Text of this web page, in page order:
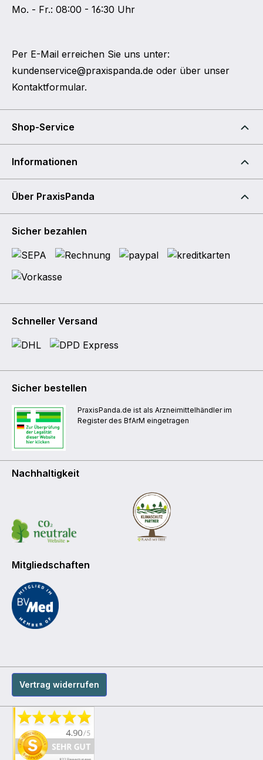
Mo. - Fr.: 08:00 - 16:30 Uhr
Per E-Mail erreichen Sie uns unter:
kundenservice@praxispanda.de oder über unser
Kontaktformular.
Shop-Service
Informationen
Über PraxisPanda
Sicher bezahlen
Schneller Versand
Sicher bestellen
PraxisPanda.de ist als Arzneimittelhändler im
Register des BfArM eingetragen
Nachhaltigkeit
Mitgliedschaften
Vertrag widerrufen